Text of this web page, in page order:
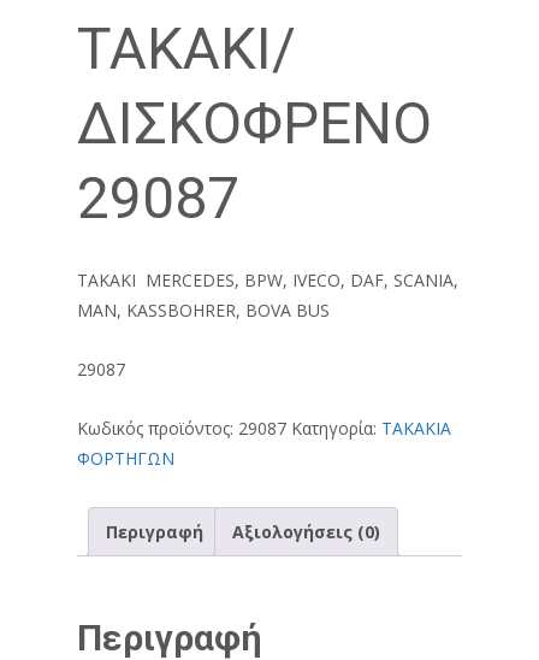
ΤΑΚΑΚΙ/
ΔΙΣΚΟΦΡΕΝΟ
29087
ΤΑΚΑΚΙ MERCEDES, BPW, IVECO, DAF, SCANIA,
MAN, KASSBOHRER, BOVA BUS
29087
Κωδικός προϊόντος: 29087 Κατηγορία: ΤΑΚΑΚΙΑ
ΦΟΡΤΗΓΩΝ
Περιγραφή Αξιολογήσεις (0)
Περιγραφή